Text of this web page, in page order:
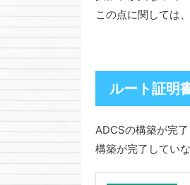
この点に関しては
ルート証明
ADCSの構築が完
構築が完了してい